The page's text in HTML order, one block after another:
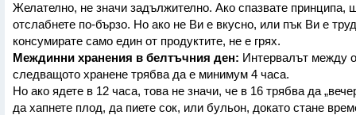
Желателно, не значи задължително. Ако спазвате принципа,
отслабнете по-бързо. Но ако не Ви е вкусно, или пък Ви е
консумирате само един от продуктите, не е грях.
Междинни хранения в белтъчния ден: Интервалът между
следващото хранене трябва да е минимум 4 часа.
Но ако ядете в 12 часа, това не значи, че в 16 трябва да
да хапнете плод, да пиете сок, или бульон, докато стане